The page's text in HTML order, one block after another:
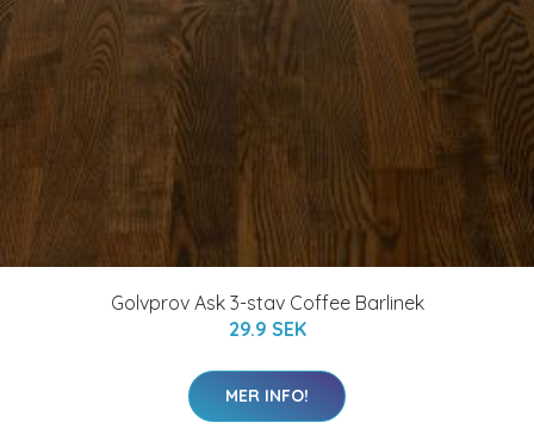
Golvprov Ask 3-stav Coffee Barlinek
29.9 SEK
MER INFO!